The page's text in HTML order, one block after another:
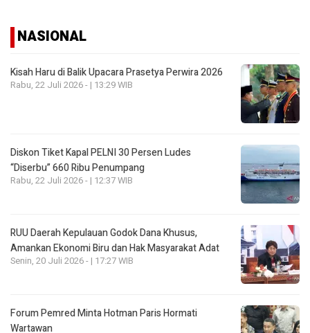
NASIONAL
Kisah Haru di Balik Upacara Prasetya Perwira 2026
Rabu, 22 Juli 2026 - | 13:29 WIB
Diskon Tiket Kapal PELNI 30 Persen Ludes
“Diserbu” 660 Ribu Penumpang
Rabu, 22 Juli 2026 - | 12:37 WIB
RUU Daerah Kepulauan Godok Dana Khusus,
Amankan Ekonomi Biru dan Hak Masyarakat Adat
Senin, 20 Juli 2026 - | 17:27 WIB
Forum Pemred Minta Hotman Paris Hormati
Wartawan